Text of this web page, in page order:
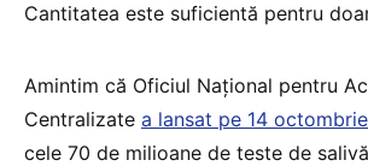
Cantitatea este suficientă pentru
Amintim că Oficiul Național pentru
Centralizate a lansat pe 14
cele 70 de milioane de teste de